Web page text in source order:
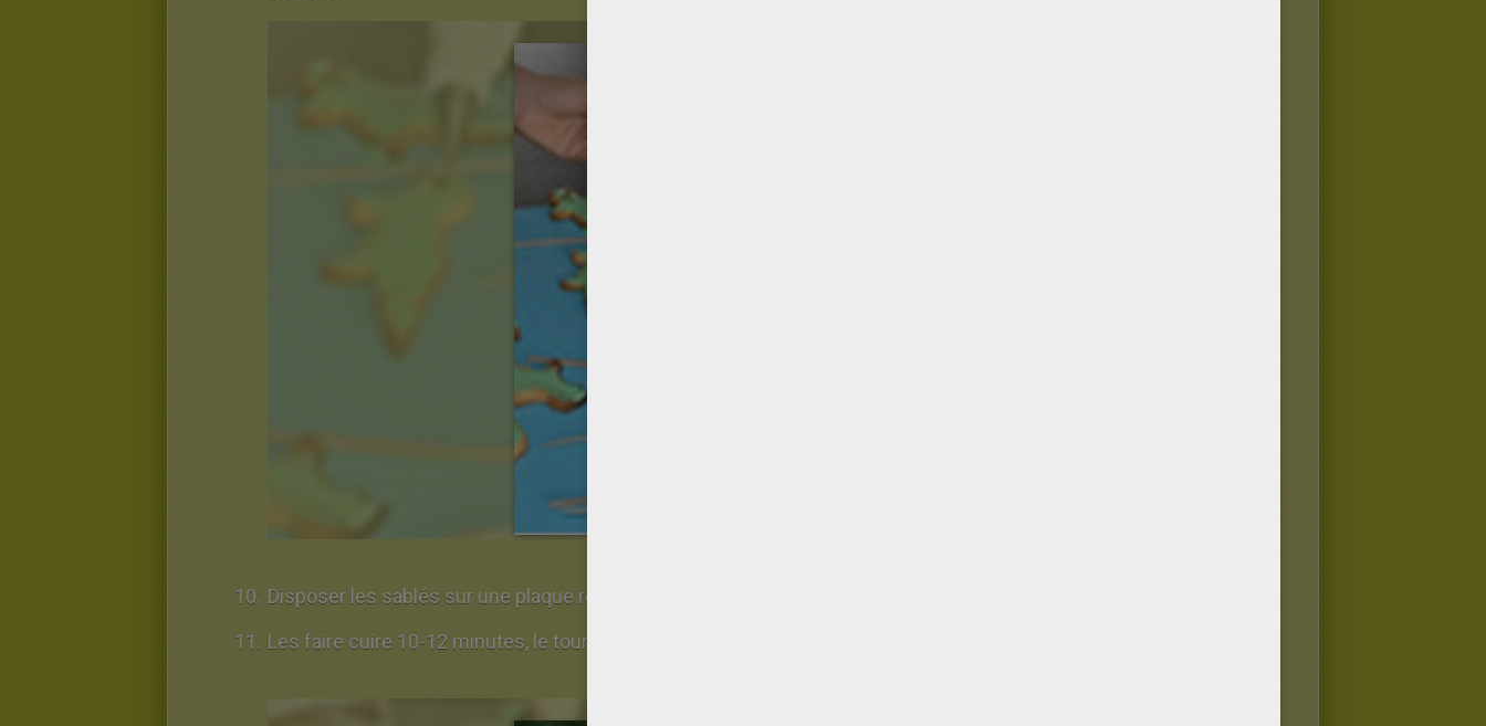
Disposer les sablés sur une plaque recouverte de papier sulfurisé.
Les faire cuire 10-12 minutes, le tour est joué et les résultats raviront les petits diables.